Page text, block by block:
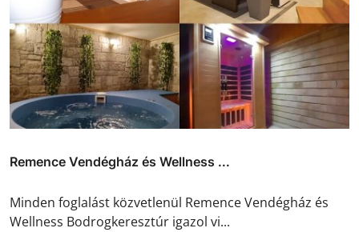
Remence Vendégház és Wellness ...
Minden foglalást közvetlenül Remence Vendégház és
Wellness Bodrogkeresztúr igazol vi...